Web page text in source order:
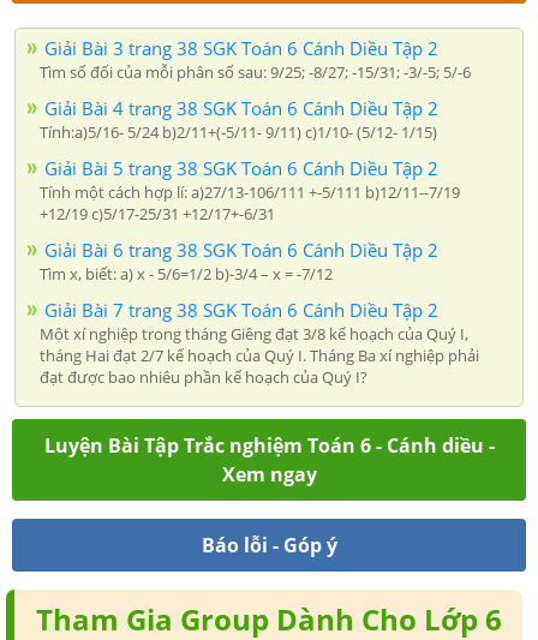
Giải Bài 3 trang 38 SGK Toán 6 Cánh Diều Tập 2
Tìm số đối của mỗi phân số sau: 9/25; -8/27; -15/31; -3/-5; 5/-6
Giải Bài 4 trang 38 SGK Toán 6 Cánh Diều Tập 2
Tính:a)5/16- 5/24 b)2/11+(-5/11- 9/11) c)1/10- (5/12- 1/15)
Giải Bài 5 trang 38 SGK Toán 6 Cánh Diều Tập 2
Tính một cách hợp lí: a)27/13-106/111 +-5/111 b)12/11--7/19
+12/19 c)5/17-25/31 +12/17+-6/31
Giải Bài 6 trang 38 SGK Toán 6 Cánh Diều Tập 2
Tìm x, biết: a) x - 5/6=1/2 b)-3/4 – x = -7/12
Giải Bài 7 trang 38 SGK Toán 6 Cánh Diều Tập 2
Một xí nghiệp trong tháng Giêng đạt 3/8 kế hoạch của Quý I,
tháng Hai đạt 2/7 kế hoạch của Quý I. Tháng Ba xí nghiệp phải
đạt được bao nhiêu phần kế hoạch của Quý I?
Luyện Bài Tập Trắc nghiệm Toán 6 - Cánh diều -
Xem ngay
Báo lỗi - Góp ý
Tham Gia Group Dành Cho Lớp 6